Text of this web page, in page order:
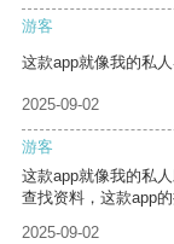
游客
这款app就像我的私
2025-09-02
游客
这款app就像我的私
查找资料，这款app
2025-09-02